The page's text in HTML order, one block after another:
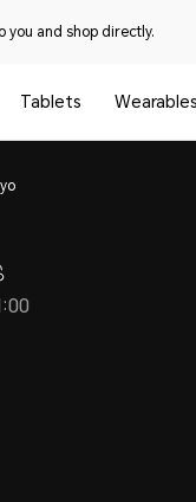
you and shop directly.
Tablets Wearables